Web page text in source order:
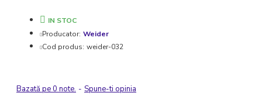
IN STOC
Producator: Weider
Cod produs: weider-032
Bazată pe 0 note. - Spune-ti opinia